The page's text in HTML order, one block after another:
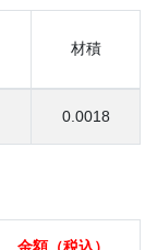
材積
0.0018